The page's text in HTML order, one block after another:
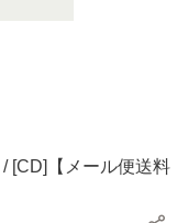
/ [CD]【メール便送料